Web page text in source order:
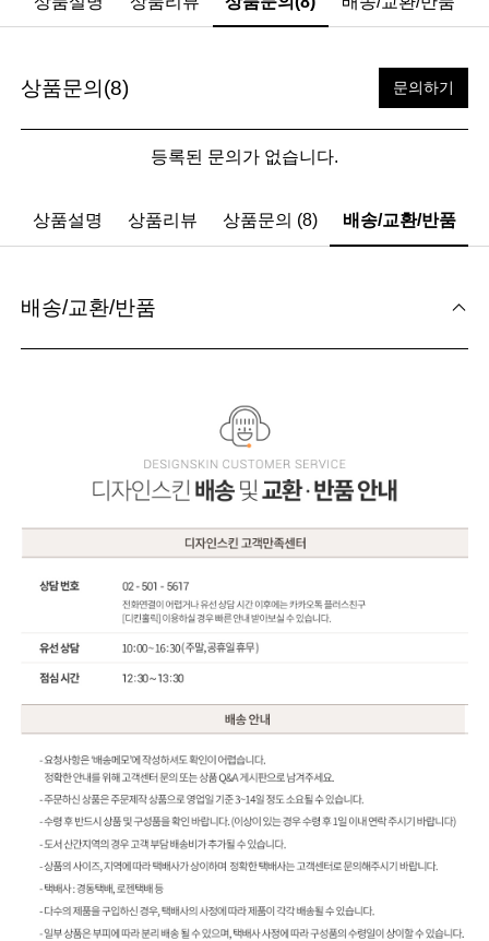
상품문의(8) 문의하기
등록된 문의가 없습니다.
상품설명 상품리뷰 상품문의 (8) 배송/교환/반품
배송/교환/반품